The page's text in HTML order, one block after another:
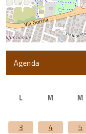
Agenda
L M M
3
4 5